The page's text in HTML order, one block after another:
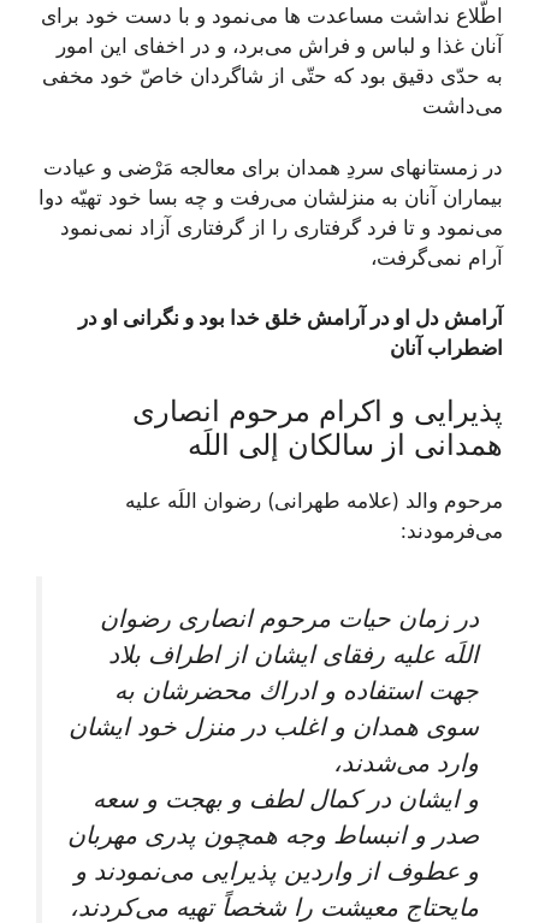
اطّلاع نداشت مساعدت‏ ها می‌نمود و با دست خود براى
آنان غذا و لباس و فراش می‌برد، و در اخفاى اين امور
به حدّى دقيق بود كه حتّى از شاگردان خاصّ خود مخفى
می‌داشت
در زمستان‏هاى سردِ همدان براى معالجه مَرْضى و عيادت
بيماران آنان به منزلشان می‌‏رفت و چه بسا خود تهيّه دوا
می‌‏نمود و تا فرد گرفتارى را از گرفتارى آزاد نمی‌‏نمود
آرام نمی‌‏گرفت،
آرامش دل او در آرامش خلق خدا بود و نگرانى او در
اضطراب آنان
پذيرايى و اكرام مرحوم انصارى
همدانى از سالكان إلى اللَه‏
مرحوم والد (علامه طهرانی) رضوان اللَه عليه
می‌‏فرمودند:
در زمان حيات مرحوم انصارى رضوان
اللَه عليه رفقاى ايشان از اطراف بلاد
جهت استفاده و ادراك محضرشان به
سوى همدان و اغلب در منزل خود ايشان
وارد می‌شدند،
و ايشان در كمال لطف و بهجت و سعه
صدر و انبساط وجه همچون پدرى مهربان
و عطوف از واردين پذيرايى می‌‏نمودند و
مايحتاج معيشت را شخصاً تهيه می‌‏كردند،